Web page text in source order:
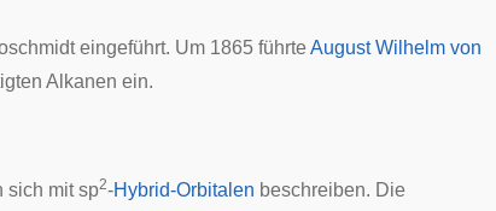
eingeführt. Um 1865 führte August Wilhelm von
Alkanen ein.
sich mit sp2-Hybrid-Orbitalen beschreiben. Die